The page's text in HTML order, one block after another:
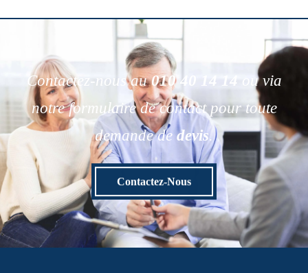
Contactez-nous au010 40 14 14
ou via
notre formulaire de contact pour toute
demande de devis.
Contactez-Nous